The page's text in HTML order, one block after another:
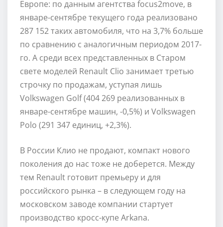
Европе: по данным агентства focus2move, в
январе-сентябре текущего года реализовано
287 152 таких автомобиля, что на 3,7% больше
по сравнению с аналогичным периодом 2017-
го. А среди всех представленных в Старом
свете моделей Renault Clio занимает третью
строчку по продажам, уступая лишь
Volkswagen Golf (404 269 реализованных в
январе-сентябре машин, -0,5%) и Volkswagen
Polo (291 347 единиц, +2,3%).
В России Клио не продают, компакт нового
поколения до нас тоже не доберется. Между
тем Renault готовит премьеру и для
российского рынка – в следующем году на
московском заводе компании стартует
производство кросс-купе Arkana.